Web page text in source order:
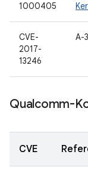
1000405
CVE-
2017-
13246
A-
Qualcomm-
CVE